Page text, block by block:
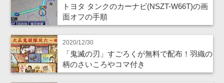
トヨタ タンクのカーナビ(NSZT-W66T)の画
面オフの手順
2020/12/30
「鬼滅の刃」すごろくが無料で配布！羽織の
柄のさいころやコマ付き